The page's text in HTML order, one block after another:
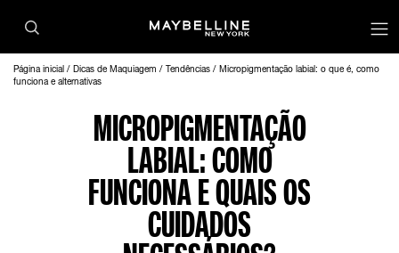
Página inicial Dicas de Maquiagem Tendências
Micropigmentação labial: o que é, como
funciona e alternativas
MICROPIGMENTAÇÃO
LABIAL: COMO
FUNCIONA E QUAIS OS
CUIDADOS